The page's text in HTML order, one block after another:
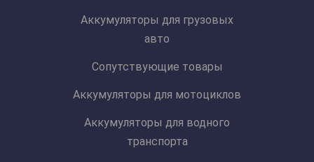
Аккумуляторы для грузовых
авто
Сопутствующие товары
Аккумуляторы для мотоциклов
Аккумуляторы для водного
транспорта